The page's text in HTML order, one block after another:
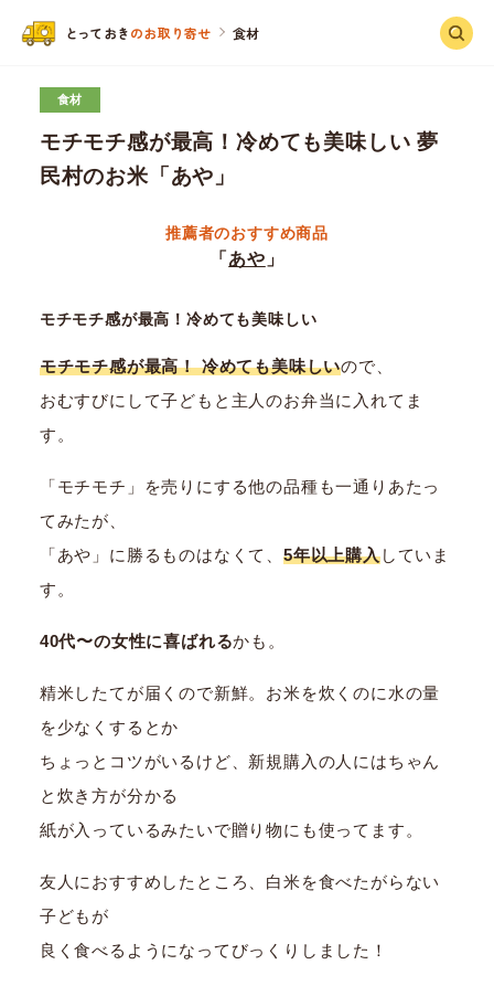
とっておきのお取り寄せ 食材
食材
モチモチ感が最高！冷めても美味しい 夢
民村のお米「あや」
推薦者のおすすめ商品
「 あや 」
モチモチ感が最高！冷めても美味しい
モチモチ感が最高！ 冷めても美味しいので、
おむすびにして子どもと主人のお弁当に入れてま
す。
「モチモチ」を売りにする他の品種も一通りあたっ
てみたが、
「あや」に勝るものはなくて、5年以上購入していま
す。
40代〜の女性に喜ばれるかも。
精米したてが届くので新鮮。お米を炊くのに水の量
を少なくするとか
ちょっとコツがいるけど、新規購入の人にはちゃん
と炊き方が分かる
紙が入っているみたいで贈り物にも使ってます。
友人におすすめしたところ、白米を食べたがらない
子どもが
良く食べるようになってびっくりしました！